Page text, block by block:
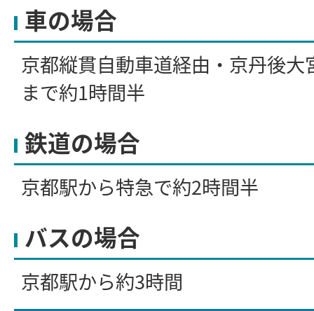
車の場合
京都縦貫自動車道経由・京丹後
まで約1時間半
鉄道の場合
京都駅から特急で約2時間半
バスの場合
京都駅から約3時間